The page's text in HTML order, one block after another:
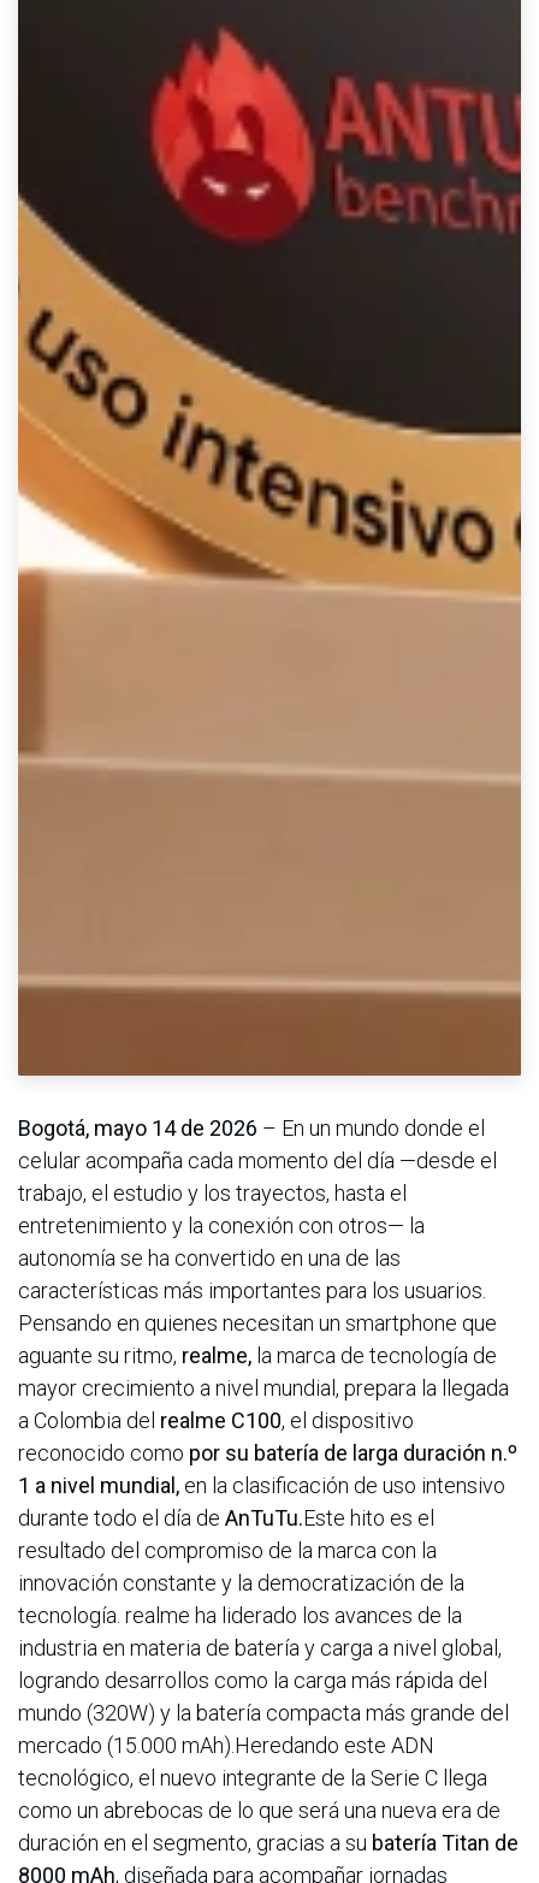
Bogotá, mayo 14 de 2026 – En un mundo donde el
celular acompaña cada momento del día —desde el
trabajo, el estudio y los trayectos, hasta el
entretenimiento y la conexión con otros— la
autonomía se ha convertido en una de las
características más importantes para los usuarios.
Pensando en quienes necesitan un smartphone que
aguante su ritmo, realme, la marca de tecnología de
mayor crecimiento a nivel mundial, prepara la llegada
a Colombia del realme C100, el dispositivo
reconocido como por su batería de larga duración n.º
1 a nivel mundial, en la clasificación de uso intensivo
durante todo el día de AnTuTu.Este hito es el
resultado del compromiso de la marca con la
innovación constante y la democratización de la
tecnología. realme ha liderado los avances de la
industria en materia de batería y carga a nivel global,
logrando desarrollos como la carga más rápida del
mundo (320W) y la batería compacta más grande del
mercado (15.000 mAh).Heredando este ADN
tecnológico, el nuevo integrante de la Serie C llega
como un abrebocas de lo que será una nueva era de
duración en el segmento, gracias a su batería Titan de
8000 mAh, diseñada para acompañar jornadas